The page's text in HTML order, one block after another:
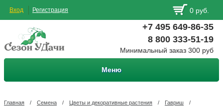
Вход Регистрация 0 руб.
+7 495 649-86-35
8 800 333-51-19
Минимальный заказ 300 руб
Меню
Главная / Семена / Цветы и декоративные растения / Гавриш
/